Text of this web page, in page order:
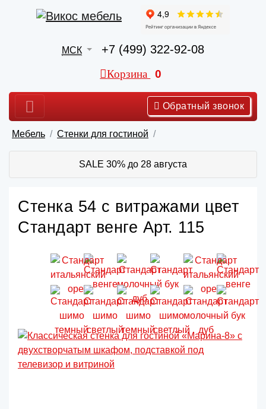
МСК +7 (499) 322-92-08
Корзина 0
Обратный звонок
Мебель Стенки для гостиной
SALE 30% до 28 августа
Стенка 54 с витражами цвет
Стандарт венге Арт. 115